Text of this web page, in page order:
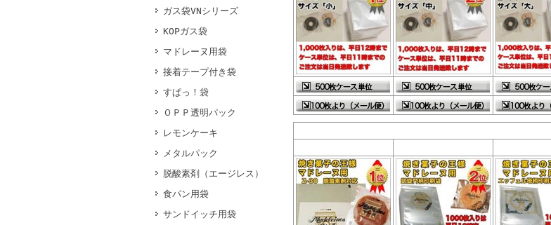
ガス袋VNシリーズ
KOPガス袋
マドレーヌ用袋
接着テープ付き袋
すぱっ！袋
ＯＰＰ透明パック
レモンケーキ
メタルパック
脱酸素剤（エージレス）
食パン用袋
サンドイッチ用袋